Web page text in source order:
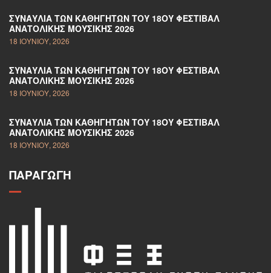
ΣΥΝΑΥΛΊΑ ΤΩΝ ΚΑΘΗΓΗΤΏΝ ΤΟΥ 18ΟΥ ΦΕΣΤΙΒΆΛ
ΑΝΑΤΟΛΙΚΉΣ ΜΟΥΣΙΚΉΣ 2026
18 ΙΟΥΝΊΟΥ, 2026
ΣΥΝΑΥΛΊΑ ΤΩΝ ΚΑΘΗΓΗΤΏΝ ΤΟΥ 18ΟΥ ΦΕΣΤΙΒΆΛ
ΑΝΑΤΟΛΙΚΉΣ ΜΟΥΣΙΚΉΣ 2026
18 ΙΟΥΝΊΟΥ, 2026
ΣΥΝΑΥΛΊΑ ΤΩΝ ΚΑΘΗΓΗΤΏΝ ΤΟΥ 18ΟΥ ΦΕΣΤΙΒΆΛ
ΑΝΑΤΟΛΙΚΉΣ ΜΟΥΣΙΚΉΣ 2026
18 ΙΟΥΝΊΟΥ, 2026
ΠΑΡΑΓΩΓΉ